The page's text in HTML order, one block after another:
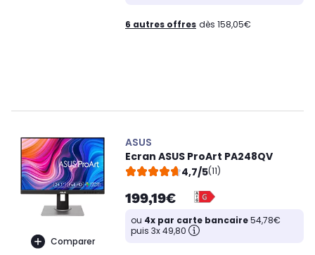
6 autres offres dès 158,05€
Comparer
ASUS
Ecran ASUS ProArt PA248QV
4,7/5(11)
199,19€
ou 4x par carte bancaire54,78€
puis 3x 49,80